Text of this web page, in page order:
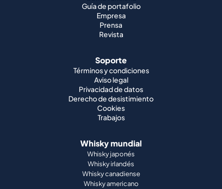
Guía de portafolio
Empresa
Prensa
Revista
Soporte
Términos y condiciones
Aviso legal
Privacidad de datos
Derecho de desistimiento
Cookies
Trabajos
Whisky mundial
Whisky japonés
Whisky irlandés
Whisky canadiense
Whisky americano